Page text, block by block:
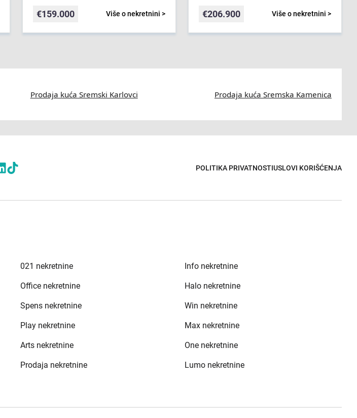
Više o nekretnini >
€159.000 Više o nekretnini >
€206.900
Prodaja kuća Sremski Karlovci Prodaja kuća Sremska Kamenica
POLITIKA PRIVATNOSTIUSLOVI KORIŠĆENJA
021 nekretnine Info nekretnine
Office nekretnine Halo nekretnine
Spens nekretnine Win nekretnine
Play nekretnine Max nekretnine
Arts nekretnine One nekretnine
Prodaja nekretnine Lumo nekretnine